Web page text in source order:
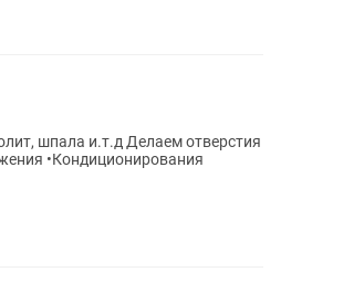
Делаем отверстия